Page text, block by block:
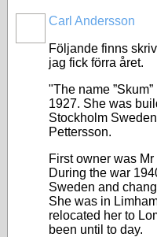
Carl Andersson
Följande finns
jag fick förra året.
"The name
1927. She was
Stockholm
Pettersson.
First owner was
During the war
Sweden and
She was in
relocated her to
been until to day.